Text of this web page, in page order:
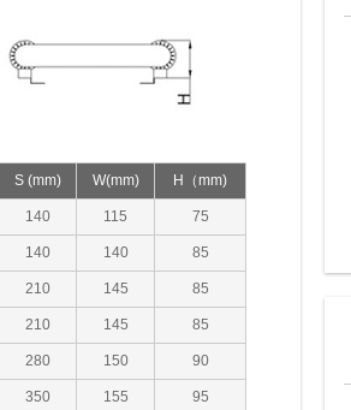
S (mm) W(mm) H（mm)
140 115 75
140 140 85
210 145 85
210 145 85
280 150 90
350 155 95